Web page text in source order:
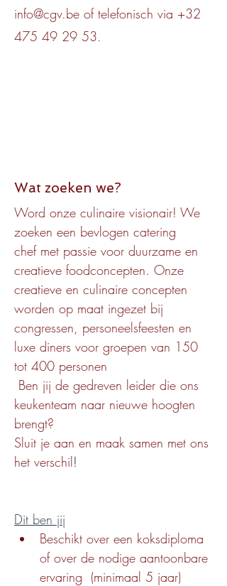
info@cgv.be of telefonisch via +32
475 49 29 53.
Wat zoeken we?
Word onze culinaire visionair! We
zoeken een bevlogen catering
chef met passie voor duurzame en
creatieve foodconcepten. Onze
creatieve en culinaire concepten
worden op maat ingezet bij
congressen, personeelsfeesten en
luxe diners voor groepen van 150
tot 400 personen
Ben jij de gedreven leider die ons
keukenteam naar nieuwe hoogten
brengt?
Sluit je aan en maak samen met ons
het verschil!
Dit ben jij
Beschikt over een koksdiploma
of over de nodige aantoonbare
ervaring  (minimaal 5 jaar)